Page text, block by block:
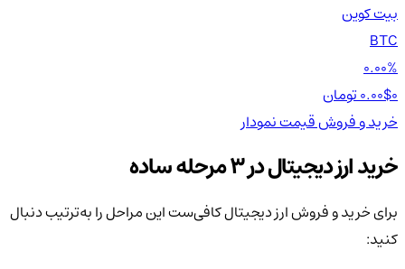
بیت کوین
BTC
0.00%
0.00$
خرید و فروشقیمتنمودار
خرید ارز دیجیتال در 3 مرحله ساده
برای خرید و فروش ارز دیجیتال کافی‌ست این مراحل را به‌ترتیب دنبال
کنید: